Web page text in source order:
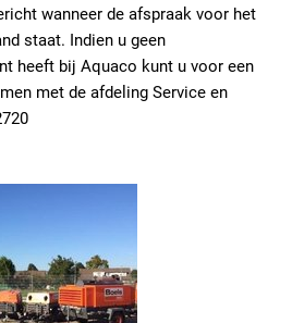
wanneer de afspraak voor het
staat. Indien u geen
heeft bij Aquaco kunt u voor een
met de afdeling Service en